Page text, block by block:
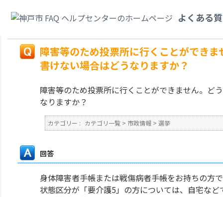
よくある
合はどうなりますか？
障害等のため投票所に行くことができ
書けない場合はどうなりますか？
障害等のため投票所に行くことができません。ど
なりますか？
カテゴリー : カテゴリ一覧 > 市政情報 > 選挙
回答
身体障害者手帳または戦傷病者手帳をお持ちの方
状態区分が「要介護5」の方については、自宅な